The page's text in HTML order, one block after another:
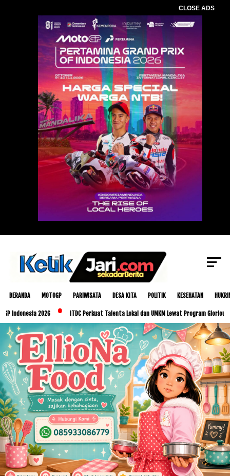
CLOSE ADS
BERANDA MOTOGP PARIWISATA DESA KITA POLITIK KESEHATAN
2026 ITDC Perkuat Talenta Lokal dan UMKM Lewat Program Glorious Golo Mori